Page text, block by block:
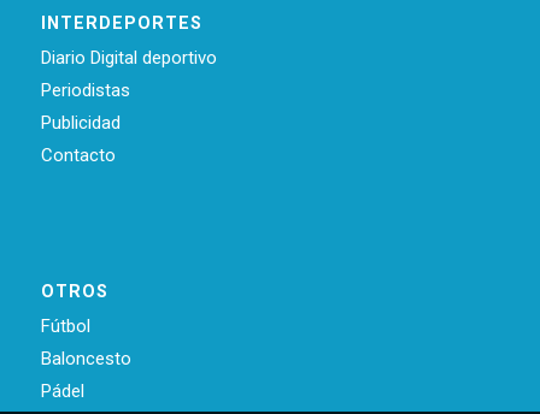
INTERDEPORTES
Diario Digital deportivo
Periodistas
Publicidad
Contacto
OTROS
Fútbol
Baloncesto
Pádel